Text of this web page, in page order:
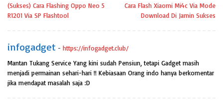
(Sukses) Cara Flashing Oppo Neo 5
R1201 Via SP Flashtool
Cara Flash Xiaomi Mi4c Via Mode
Download Di Jamin Sukses
infogadget - https://infogadget.club/
Mantan Tukang Service Yang kini sudah Pensiun, tetapi Gadget masih
menjadi permainan sehari-hari !! Kebiasaan Orang indo hanya berkomentar
jika mendapat masalah saja :D